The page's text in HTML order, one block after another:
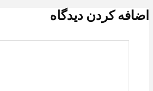
اضافه کردن دیدگاه